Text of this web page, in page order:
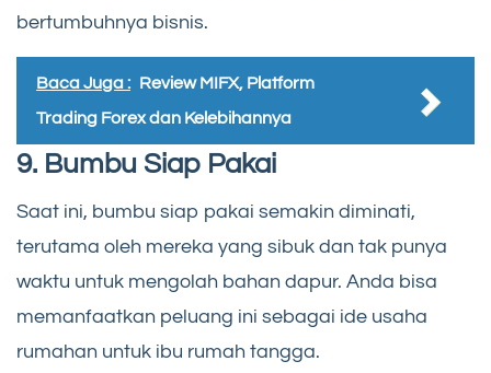
bertumbuhnya bisnis.
Baca Juga : Review MIFX, Platform
Trading Forex dan Kelebihannya
9. Bumbu Siap Pakai
Saat ini, bumbu siap pakai semakin diminati,
terutama oleh mereka yang sibuk dan tak punya
waktu untuk mengolah bahan dapur. Anda bisa
memanfaatkan peluang ini sebagai ide usaha
rumahan untuk ibu rumah tangga.